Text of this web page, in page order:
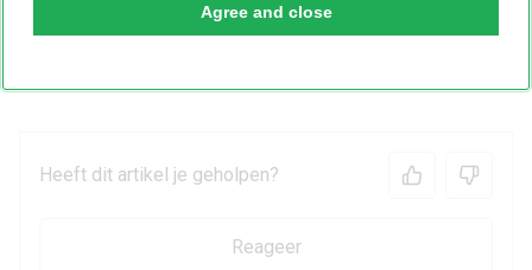
Agree and close
Heeft dit artikel je geholpen?
Reageer